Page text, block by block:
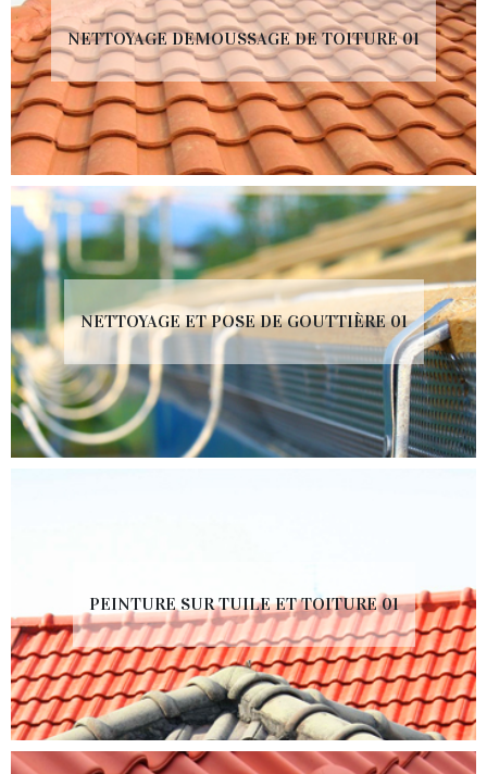
NETTOYAGE DEMOUSSAGE DE TOITURE 01
NETTOYAGE ET POSE DE GOUTTIÈRE 01
PEINTURE SUR TUILE ET TOITURE 01